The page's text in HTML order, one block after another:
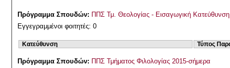
Πρόγραμμα Σπουδών: ΠΠΣ Τμ. Θεολογίας - Εισαγωγική
Εγγεγραμμένοι φοιτητές: 0
Κατεύθυνση Τύπος
Πρόγραμμα Σπουδών: ΠΠΣ Τμήματος Φιλολογίας 2015-σήμερα